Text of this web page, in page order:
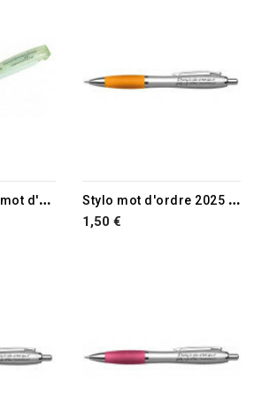
S
tylo à bille vert mot d'ordre 2026 S
tylo mot d'ordre 2025 orange
1,50 €